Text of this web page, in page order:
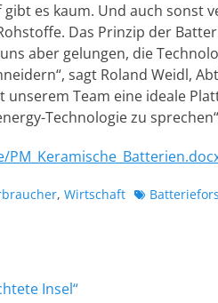
es kaum. Und auch sonst
Das Prinzip der
aber gelungen, die
sagt Roland Weidl,
unserem Team eine ideale
Technologie zu
, Wirtschaft Schlagworte
Insel“